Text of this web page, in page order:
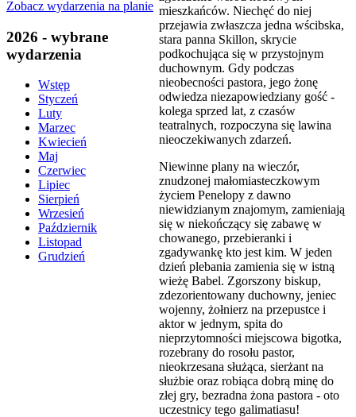
Zobacz wydarzenia na planie
2026 - wybrane
wydarzenia
Wstęp
Styczeń
Luty
Marzec
Kwiecień
Maj
Czerwiec
Lipiec
Sierpień
Wrzesień
Październik
Listopad
Grudzień
mieszkańców. Niechęć do niej
przejawia zwłaszcza jedna wścibska,
stara panna Skillon, skrycie
podkochująca się w przystojnym
duchownym. Gdy podczas
nieobecności pastora, jego żonę
odwiedza niezapowiedziany gość -
kolega sprzed lat, z czasów
teatralnych, rozpoczyna się lawina
nieoczekiwanych zdarzeń.
Niewinne plany na wieczór,
znudzonej małomiasteczkowym
życiem Penelopy z dawno
niewidzianym znajomym, zamieniają
się w niekończący się zabawę w
chowanego, przebieranki i
zgadywankę kto jest kim. W jeden
dzień plebania zamienia się w istną
wieżę Babel. Zgorszony biskup,
zdezorientowany duchowny, jeniec
wojenny, żołnierz na przepustce i
aktor w jednym, spita do
nieprzytomności miejscowa bigotka,
rozebrany do rosołu pastor,
nieokrzesana służąca, sierżant na
służbie oraz robiąca dobrą minę do
złej gry, bezradna żona pastora - oto
uczestnicy tego galimatiasu!